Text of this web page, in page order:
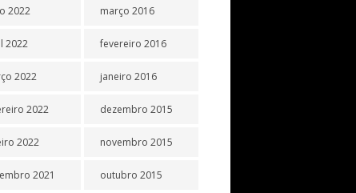
2022
2022
2022
2022
2022
2021
março 2016
fevereiro 2016
janeiro 2016
dezembro 2015
novembro 2015
outubro 2015